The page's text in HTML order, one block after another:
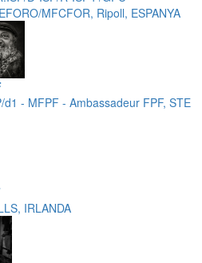
MFCFOR, Ripoll, ESPANYA
d1 - MFPF - Ambassadeur FPF, STE
IRLANDA